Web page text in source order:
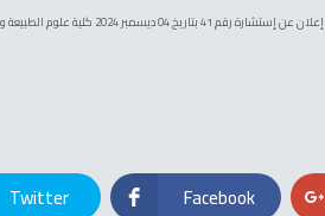
إعلان عن إستشارة رقم 41 بتاريخ 04 ديسمبر 2024 كلية علوم الطبيعة و الحياة
Twitter
Facebook